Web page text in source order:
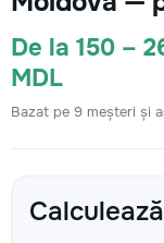
De la 150 –
MDL
Bazat pe 9 meșteri și